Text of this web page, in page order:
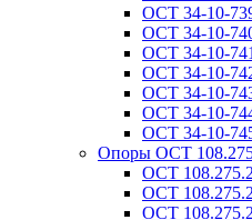
ОСТ 34-10-
ОСТ 34-10-
ОСТ 34-10-
ОСТ 34-10-
ОСТ 34-10-
ОСТ 34-10-
ОСТ 34-10-
Опоры ОСТ
ОСТ
ОСТ
ОСТ